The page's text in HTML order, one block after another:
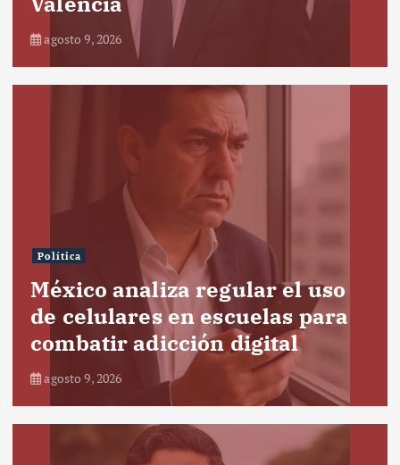
agosto 9, 2026
Política
México analiza regular el uso
de celulares en escuelas para
combatir adicción digital
agosto 9, 2026